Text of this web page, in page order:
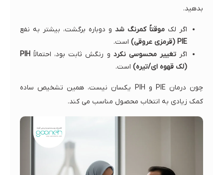
بدهید.
اگر لک موقتاً کمرنگ شد و دوباره برگشت، بیشتر به نفع
PIE (قرمزی عروقی)
است.
اگرتغییر محسوسی نکرد و رنگش ثابت بود، احتمالاً PIH
(لک قهوه ای/تیره) است.
چون درمان PIE و PIH یکسان نیست، همین تشخیص ساده
کمک زیادی به انتخاب محصول مناسب می کند.